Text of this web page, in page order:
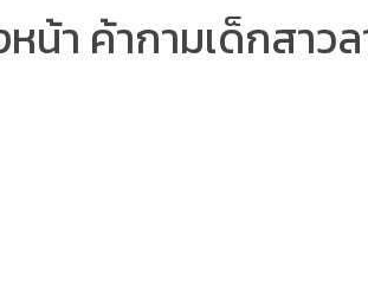
น้า ค้ากามเด็กสาว